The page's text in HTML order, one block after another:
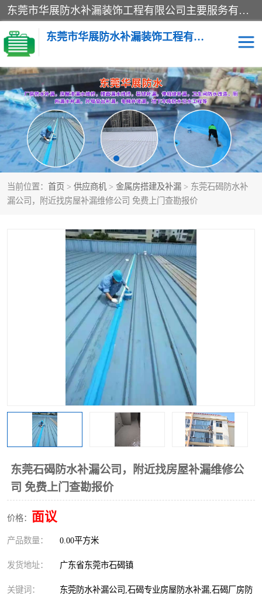
东莞市华展防水补漏装饰工程有限公司主要服务有：东莞防水补漏，东莞厂房防水补漏，东莞房屋渗漏水维修，楼面漏水维修，裂缝补漏，伸缩缝补漏，卫生间防水改造，厕所漏水补漏，外墙窗台补漏，电梯井堵漏，地下车库防水引水工程等
东莞市华展防水补漏装饰工程有限公司
当前位置： 首页 > 供应商机 > 金属房搭建及补漏 > 东莞石碣防水补
漏公司，附近找房屋补漏维修公司 免费上门查勘报价
东莞石碣防水补漏公司，附近找房屋补漏维修公
司 免费上门查勘报价
价格： 面议
产品数量： 0.00平方米
发货地址： 广东省东莞市石碣镇
关键词：
东莞防水补漏公司,石碣专业房屋防水补漏,石碣厂房防
楼面防水补漏 外墙防水补漏
阳台卫生间防水补漏 地下室防水补漏
金属房搭建及补漏